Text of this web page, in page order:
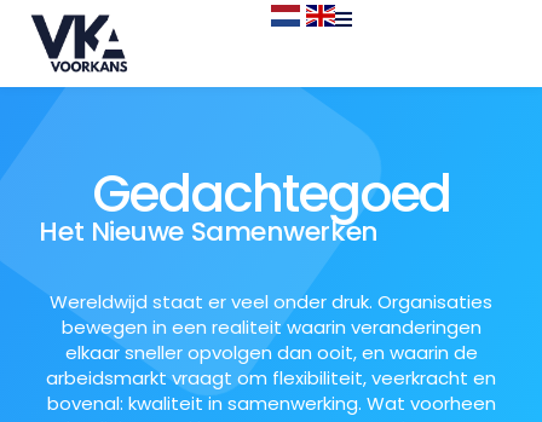
Gedachtegoed
Het Nieuwe Samenwerken
Wereldwijd staat er veel onder druk. Organisaties
bewegen in een realiteit waarin veranderingen
elkaar sneller opvolgen dan ooit, en waarin de
arbeidsmarkt vraagt om flexibiliteit, veerkracht en
bovenal: kwaliteit in samenwerking. Wat voorheen